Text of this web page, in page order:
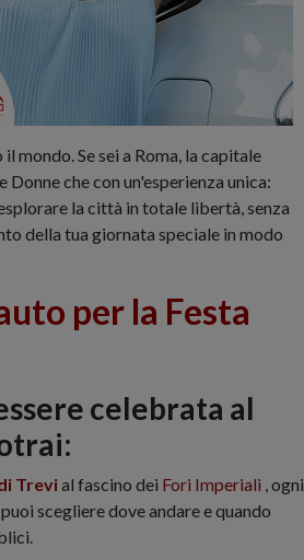
mondo. Se sei a Roma, la capitale
che con un'esperienza unica:
esplorare la città in totale libertà, senza
della tua giornata speciale in modo
per la Festa
celebrata al
Trevial fascino dei Fori Imperiali , ogni
scegliere dove andare e quando